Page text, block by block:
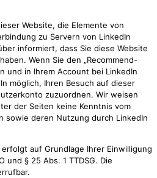
Website, die Elemente von
zu Servern von LinkedIn
informiert, dass Sie diese Website
Wenn Sie den „Recommend-
und in Ihrem Account bei LinkedIn
möglich, Ihren Besuch auf dieser
zuzuordnen. Wir weisen
der Seiten keine Kenntnis vom
sowie deren Nutzung durch LinkedIn
auf Grundlage Ihrer Einwilligung
und § 25 Abs. 1 TTDSG. Die